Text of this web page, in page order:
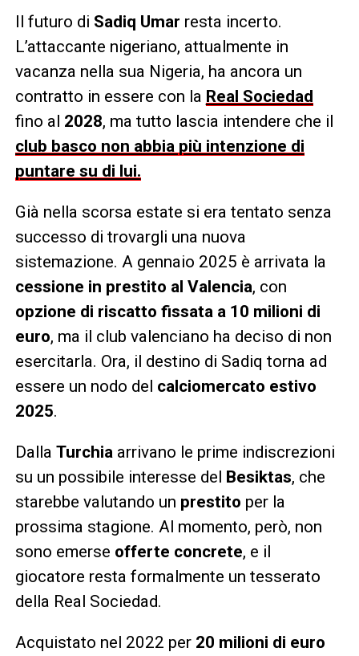
Il futuro di Sadiq Umar resta incerto.
L’attaccante nigeriano, attualmente in
vacanza nella sua Nigeria, ha ancora un
contratto in essere con la Real Sociedad
fino al 2028, ma tutto lascia intendere che il
club basco non abbia più intenzione di
puntare su di lui.
Già nella scorsa estate si era tentato senza
successo di trovargli una nuova
sistemazione. A gennaio 2025 è arrivata la
cessione in prestito al Valencia, con
opzione di riscatto fissata a 10 milioni di
euro, ma il club valenciano ha deciso di non
esercitarla. Ora, il destino di Sadiq torna ad
essere un nodo del calciomercato estivo
2025.
Dalla Turchia arrivano le prime indiscrezioni
su un possibile interesse del Besiktas, che
starebbe valutando un prestito per la
prossima stagione. Al momento, però, non
sono emerse offerte concrete, e il
giocatore resta formalmente un tesserato
della Real Sociedad.
Acquistato nel 2022 per 20 milioni di euro